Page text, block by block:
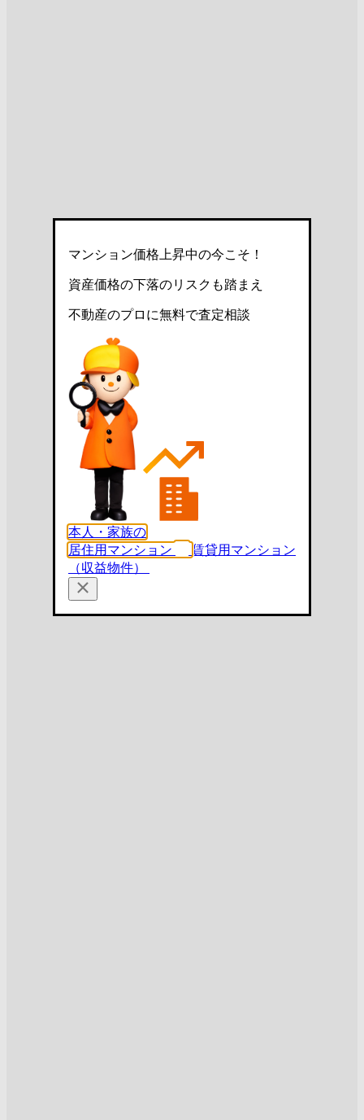
マンション価格上昇中の今こそ！
資産価格の下落のリスクも踏まえ
不動産のプロに無料で査定相談
本人・家族の
居住用マンション
賃貸用マンション
（収益物件）